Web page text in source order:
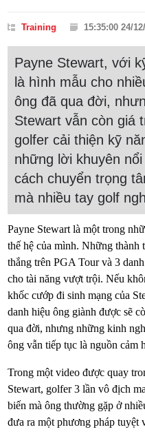
Training 15:35:00 24/
Payne Stewart, với
là hình mẫu cho
ông đã qua đời,
Stewart vẫn còn giá
golfer cải thiện kỹ
những lời khuyên
cách chuyển trọng
mà nhiều tay golf
Payne Stewart là một trong
thế hệ của mình. Những thành
thắng trên PGA Tour và 3
cho tài năng vượt trội. Nếu
khốc cướp đi sinh mạng của
danh hiệu ông giành được sẽ
qua đời, nhưng những kinh
ông vẫn tiếp tục là nguồn cảm
Trong một video được quay
Stewart, golfer 3 lần vô địch
biến mà ông thường gặp ở
đưa ra một phương pháp tuyệt